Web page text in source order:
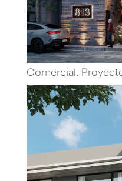
Comercial,